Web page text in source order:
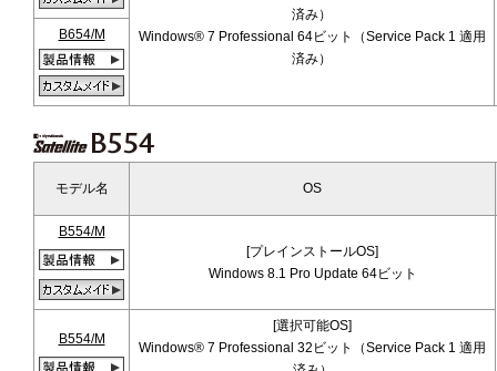
済み）
Windows® 7 Professional 64ビット（Service Pack 1 適用
済み）
B654/M
モデル名 OS
B554/M
[プレインストールOS]
Windows 8.1 Pro Update 64ビット
B554/M
[選択可能OS]
Windows® 7 Professional 32ビット（Service Pack 1 適用